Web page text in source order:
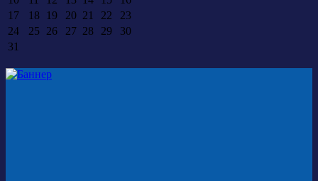
17
18 19 20 21 22
23
24
25 26 27 28 29
30
31